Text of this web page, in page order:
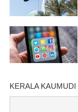
KERALA KAUMUDI